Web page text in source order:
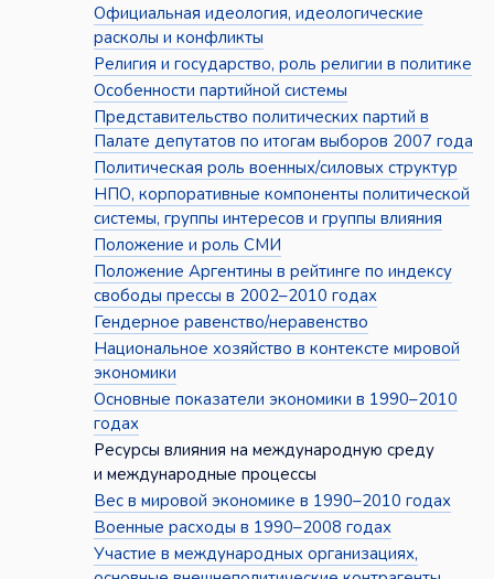
Официальная идеология, идеологические
расколы и конфликты
Религия и государство, роль религии в политике
Особенности партийной системы
Представительство политических партий в
Палате депутатов по итогам выборов 2007 года
Политическая роль военных/силовых структур
НПО, корпоративные компоненты политической
системы, группы интересов и группы влияния
Положение и роль СМИ
Положение Аргентины в рейтинге по индексу
свободы прессы в 2002–2010 годах
Гендерное равенство/неравенство
Национальное хозяйство в контексте мировой
экономики
Основные показатели экономики в 1990–2010
годах
Ресурсы влияния на международную среду
и международные процессы
Вес в мировой экономике в 1990–2010 годах
Военные расходы в 1990–2008 годах
Участие в международных организациях,